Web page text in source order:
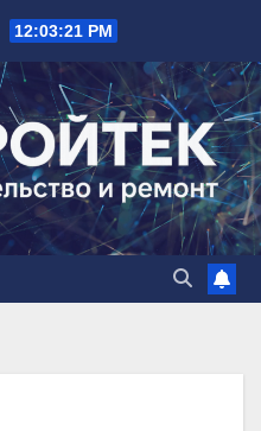
12:03:22 PM